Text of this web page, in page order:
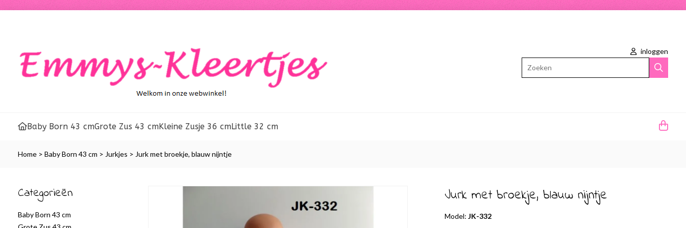
inloggen
Baby Born 43 cmGrote Zus 43 cmKleine Zusje 36 cmLittle 32 cm
Home > Baby Born 43 cm > Jurkjes > Jurk met broekje, blauw nijntje
Categorieën
Baby Born 43 cm
Jurk met broekje, blauw nijntje
Model: JK-332